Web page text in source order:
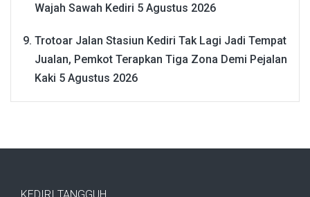
Wajah Sawah Kediri 5 Agustus 2026
Trotoar Jalan Stasiun Kediri Tak Lagi Jadi Tempat
Jualan, Pemkot Terapkan Tiga Zona Demi Pejalan
Kaki 5 Agustus 2026